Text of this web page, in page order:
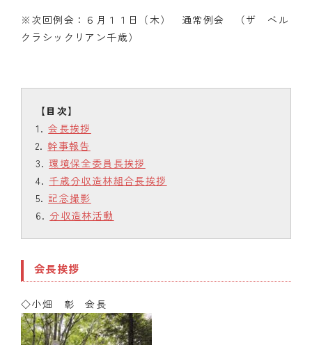
※次回例会：６月１１日（木） 通常例会 （ザ ベル
クラシックリアン千歳）
会長挨拶
幹事報告
環境保全委員長挨拶
千歳分収造林組合長挨拶
記念撮影
分収造林活動
会長挨拶
◇小畑 彰 会長